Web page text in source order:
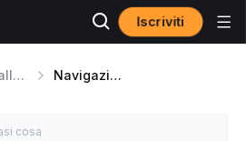
Iscriviti
Guida alla piattaforma Navigazione nella pagina degli asset